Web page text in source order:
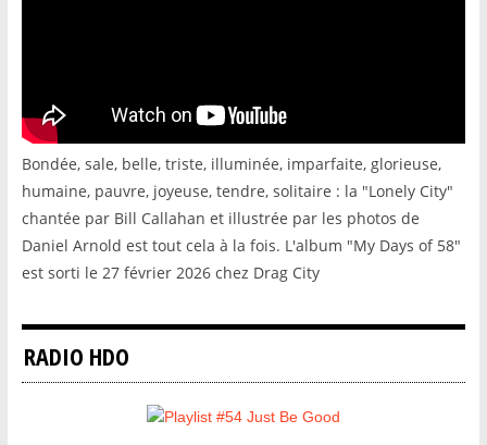
Bondée, sale, belle, triste, illuminée, imparfaite, glorieuse,
humaine, pauvre, joyeuse, tendre, solitaire : la "Lonely City"
chantée par Bill Callahan et illustrée par les photos de
Daniel Arnold est tout cela à la fois. L'album "My Days of 58"
est sorti le 27 février 2026 chez Drag City
RADIO HDO